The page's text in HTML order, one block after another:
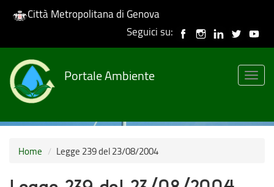
Skip
main
content
Città Metropolitana di Genova
Seguici su:
Portale Ambiente
Home Legge 239 del 23/08/2004